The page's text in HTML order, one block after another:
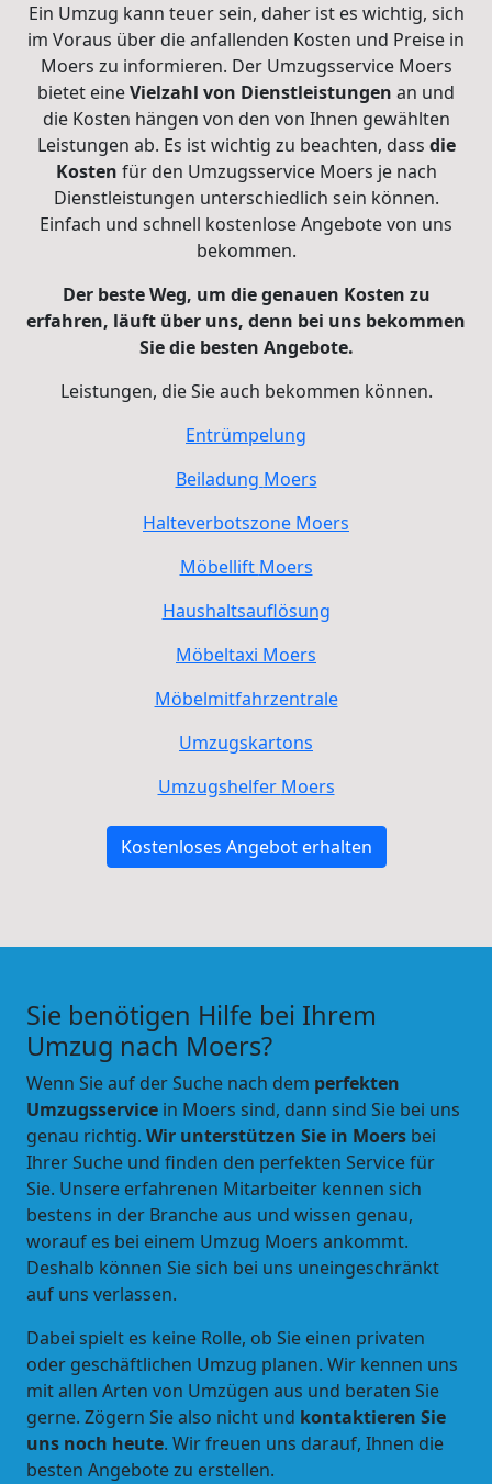
Ein Umzug kann teuer sein, daher ist es wichtig, sich
im Voraus über die anfallenden Kosten und Preise in
Moers zu informieren. Der Umzugsservice Moers
bietet eineVielzahl von Dienstleistungen an und
die Kosten hängen von den von Ihnen gewählten
Leistungen ab. Es ist wichtig zu beachten, dass die
Kosten für den Umzugsservice Moers je nach
Dienstleistungen unterschiedlich sein können.
Einfach und schnell kostenlose Angebote von uns
bekommen.
Der beste Weg, um die genauen Kosten zu
erfahren, läuft über uns, denn bei uns bekommen
Sie die besten Angebote.
Leistungen, die Sie auch bekommen können.
Entrümpelung
Beiladung Moers
Halteverbotszone Moers
Möbellift Moers
Haushaltsauflösung
Möbeltaxi Moers
Möbelmitfahrzentrale
Umzugskartons
Umzugshelfer Moers
Kostenloses Angebot erhalten
Sie benötigen Hilfe bei Ihrem
Umzug nach Moers?
Wenn Sie auf der Suche nach dem perfekten
Umzugsservice in Moers sind, dann sind Sie bei uns
genau richtig. Wir unterstützen Sie in Moers bei
Ihrer Suche und finden den perfekten Service für
Sie. Unsere erfahrenen Mitarbeiter kennen sich
bestens in der Branche aus und wissen genau,
worauf es bei einem Umzug Moers ankommt.
Deshalb können Sie sich bei uns uneingeschränkt
auf uns verlassen.
Dabei spielt es keine Rolle, ob Sie einen privaten
oder geschäftlichen Umzug planen. Wir kennen uns
mit allen Arten von Umzügen aus und beraten Sie
gerne. Zögern Sie also nicht und kontaktieren Sie
uns noch heute. Wir freuen uns darauf, Ihnen die
besten Angebote zu erstellen.